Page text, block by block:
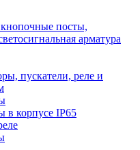
посты,
арматура
пускатели, реле и
в корпусе IP65